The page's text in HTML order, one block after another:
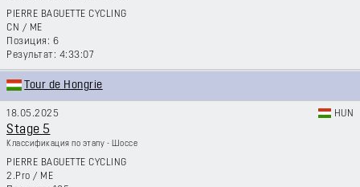
PIERRE BAGUETTE CYCLING
CN / ME
6
4:33:07
Tour de Hongrie
18.05.2025 HUN
Stage 5
Классификация по этапу - Шоссе
PIERRE BAGUETTE CYCLING
2.Pro / ME